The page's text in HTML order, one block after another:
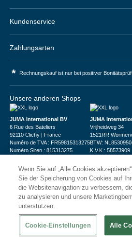
Kundenservice
Zahlungsarten
* Rechnungskauf ist nur bei positiver
Unsere anderen Shops
JUMA International BV
6 Rue des Bateliers
92110 Clichy | France
Numéro de TVA : FR59815313275
Numéro Siren : 815313275
JUMA
Vrijheidweg 34
1521RR
BTW:
K.V.K.: 58573909
© 2026XXLgastro
Datenschutz Impressum
Wenn Sie auf „Alle Cookies
Sie der Speicherung von Cookies auf
die Websitenavigation zu verbessern,
zu analysieren und unsere
unterstützen.
Cookie-Einstellungen Alle